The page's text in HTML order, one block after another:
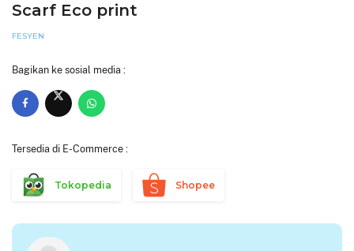
Scarf Eco print
FESYEN
Bagikan ke sosial media :
Tersedia di E-Commerce :
Tokopedia Shopee